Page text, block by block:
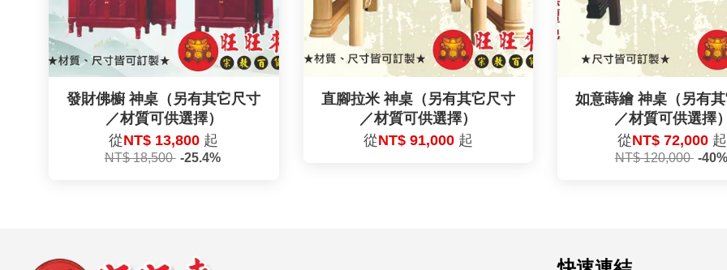
發財佛櫥 神桌（另有其它尺寸
／材質可供選擇）
從NT$ 13,800 起
NT$ 18,500 -25.4%
直腳拉米 神桌（另有其它尺寸
／材質可供選擇）
從NT$ 91,000 起
如意蒔繪 神桌（另有
／材質可供選擇
從NT$ 72,000 起
NT$ 120,000 -40%